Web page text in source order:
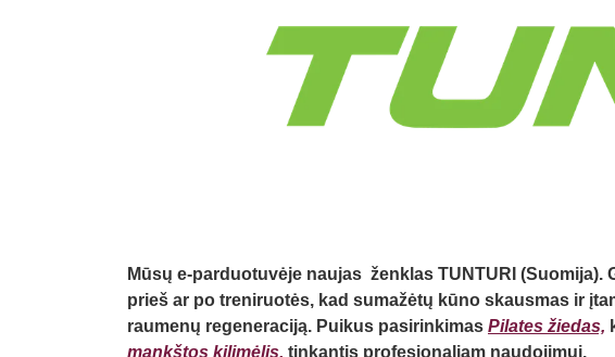
Mūsų e-parduotuvėje naujas ženklas TUNTURI (Suomija).
prieš ar po treniruotės, kad sumažėtų kūno skausmas ir
raumenų regeneraciją. Puikus pasirinkimas Pilates žiedas,
mankštos kilimėlis, tinkantis profesionaliam naudojimui.